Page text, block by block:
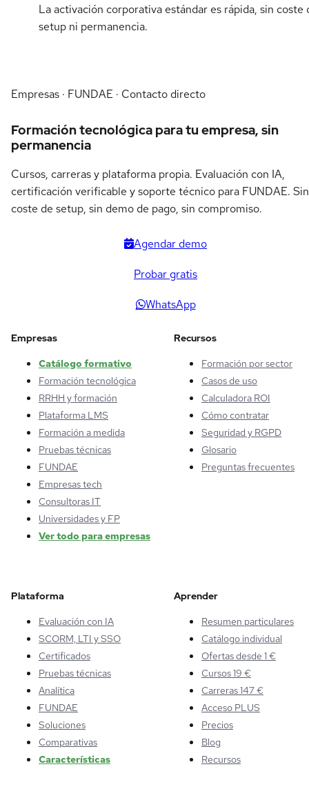
La activación corporativa estándar es rápida, sin coste
setup ni permanencia.
Empresas · FUNDAE · Contacto directo
Formación tecnológica para tu empresa, sin
permanencia
Cursos, carreras y plataforma propia. Evaluación con IA,
certificación verificable y soporte técnico para FUNDAE. Sin
coste de setup, sin demo de pago, sin compromiso.
Agendar demo
Probar gratis
WhatsApp
Empresas
Catálogo formativo
Formación tecnológica
RRHH y formación
Plataforma LMS
Formación a medida
Pruebas técnicas
FUNDAE
Empresas tech
Consultoras IT
Universidades y FP
Ver todo para empresas
Recursos
Formación por sector
Casos de uso
Calculadora ROI
Cómo contratar
Seguridad y RGPD
Glosario
Preguntas frecuentes
Plataforma
Evaluación con IA
SCORM, LTI y SSO
Certificados
Pruebas técnicas
Analítica
FUNDAE
Soluciones
Comparativas
Características
Aprender
Resumen particulares
Catálogo individual
Ofertas desde 1 €
Cursos 19 €
Carreras 147 €
Acceso PLUS
Precios
Blog
Recursos